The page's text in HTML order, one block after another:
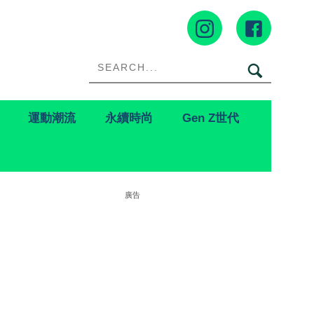
運動潮流 永續時尚 Gen Z世代
廣告